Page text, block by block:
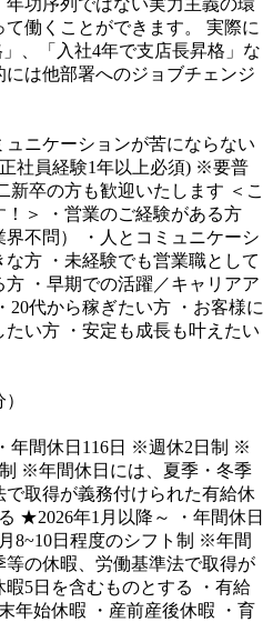
功序列ではない実力主義の環
働くことができます。
実際に
」、「入社4年で支店長昇格」な
は他部署へのジョブチェンジ
ュニケーションが苦にならない
社員経験1年以上必須) ※要普
卒の方も歓迎いたします ＜こ
＞
・営業のご経験がある方
不問）
・人とコミュニケーシ
な方
・未経験でも営業職として
方
・早期での活躍／キャリアア
・20代から稼ぎたい方
・お客様に
たい方
・安定も成長も叶えたい
・年間休日116日 ※週休2日制 ※
※年間休日には、夏季・冬季
取得が義務付けられた有給休
★2026年1月以降～
・年間休日
日程度のシフト制 ※年間
の休暇、労働基準法で取得が
5日を含むものとする
・有給
年始休暇 ・産前産後休暇
・育